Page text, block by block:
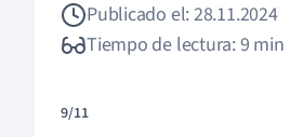
Publicado el: 28.11.2024
Tiempo de lectura: 9 min
9/11